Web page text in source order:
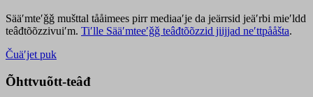
Sääʹmteʹǧǧ mušttal tååimees pirr mediaaʹje da jeärrsid jeäʹrbi mieʹldd
teâđtõõzzivuiʹm. Tiʹlle Sääʹmteeʹǧǧ teâđtõõzzid jiijjad neʹttpååšta.
Čuäʹjet puk
Õhttvuõtt-teâđ